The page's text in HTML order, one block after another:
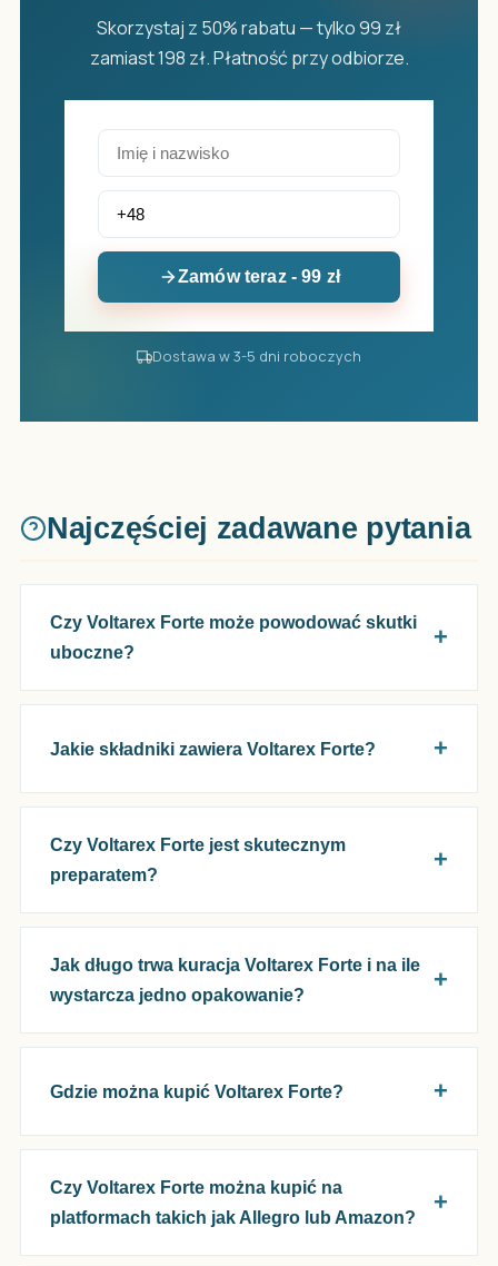
Skorzystaj z 50% rabatu — tylko 99 zł
zamiast 198 zł. Płatność przy odbiorze.
Zamów teraz - 99 zł
Dostawa w 3-5 dni roboczych
Najczęściej zadawane pytania
Czy Voltarex Forte może powodować skutki
uboczne?
Jakie składniki zawiera Voltarex Forte?
Czy Voltarex Forte jest skutecznym
preparatem?
Jak długo trwa kuracja Voltarex Forte i na ile
wystarcza jedno opakowanie?
Gdzie można kupić Voltarex Forte?
Czy Voltarex Forte można kupić na
platformach takich jak Allegro lub Amazon?